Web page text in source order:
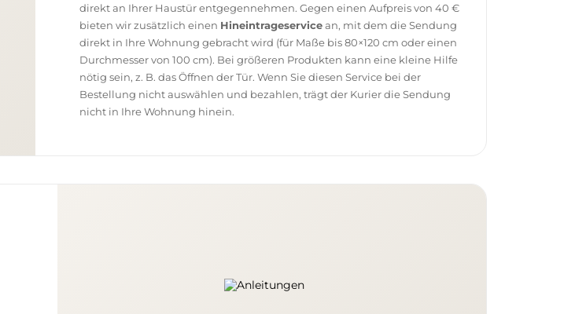
direkt an Ihrer Haustür entgegennehmen. Gegen einen Aufpreis von 40 €
bieten wir zusätzlich einen Hineintrageservicean, mit dem die Sendung
direkt in Ihre Wohnung gebracht wird (für Maße bis 80×120 cm oder einen
Durchmesser von 100 cm). Bei größeren Produkten kann eine kleine Hilfe
nötig sein, z. B. das Öffnen der Tür. Wenn Sie diesen Service bei der
Bestellung nicht auswählen und bezahlen, trägt der Kurier die Sendung
nicht in Ihre Wohnung hinein.